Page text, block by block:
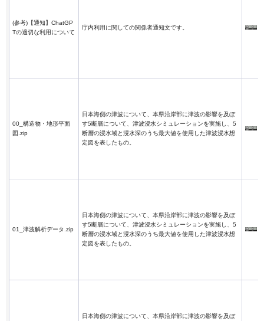
(参考)【通知】ChatGP
Tの適切な利用について
庁内利用に関しての関係者通知文です。
00_構造物・地形平面
図.zip
日本海側の津波について、本県沿岸部に津波の影響を及ぼ
す5断層について、津波浸水シミュレーションを実施し、5
断層の浸水域と浸水深のうち最大値を使用した津波浸水想
定図を表したもの。
01_津波解析データ.zip
日本海側の津波について、本県沿岸部に津波の影響を及ぼ
す5断層について、津波浸水シミュレーションを実施し、5
断層の浸水域と浸水深のうち最大値を使用した津波浸水想
定図を表したもの。
日本海側の津波について、本県沿岸部に津波の影響を及ぼ